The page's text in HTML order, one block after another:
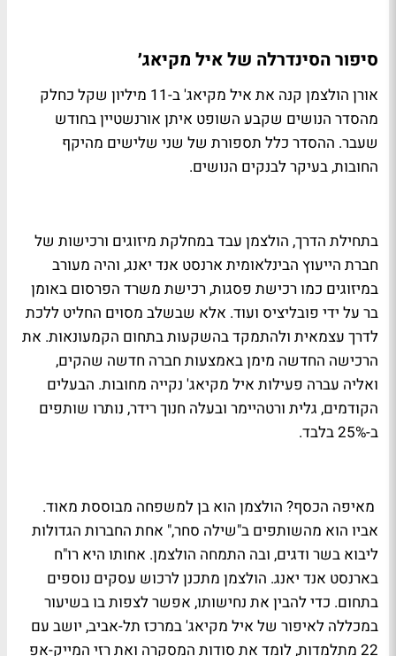
סיפור הסינדרלה של איל מקיאג׳
אורן הולצמן קנה את איל מקיאג' ב-11 מיליון שקל כחלק
מהסדר הנושים שקבע השופט איתן אורנשטיין בחודש
שעבר. ההסדר כלל תספורת של שני שלישים מהיקף
החובות, בעיקר לבנקים הנושים.
בתחילת הדרך, הולצמן עבד במחלקת מיזוגים ורכישות של
חברת הייעוץ הבינלאומית ארנסט אנד יאנג, והיה מעורב
במיזוגים כמו רכישת פסגות, רכישת משרד הפרסום באומן
בר על ידי פובליציס ועוד. אלא שבשלב מסוים החליט ללכת
לדרך עצמאית ולהתמקד בהשקעות בתחום הקמעונאות. את
הרכישה החדשה מימן באמצעות חברה חדשה שהקים,
ואליה עברה פעילות איל מקיאג' נקייה מחובות. הבעלים
הקודמים, גלית ורטהיימר ובעלה חנוך רידר, נותרו שותפים
ב-25% בלבד.
מאיפה הכסף? הולצמן הוא בן למשפחה מבוססת מאוד.
אביו הוא מהשותפים ב"שילה סחר," אחת החברות הגדולות
ליבוא בשר ודגים, ובה התמחה הולצמן. אחותו היא רו"ח
בארנסט אנד יאנג. הולצמן מתכנן לרכוש עסקים נוספים
בתחום. כדי להבין את נחישותו, אפשר לצפות בו בשיעור
במכללה לאיפור של איל מקיאג' במרכז תל-אביב, יושב עם
22 מתלמדות, לומד את סודות המסקרה ואת רזי המייק-אפ